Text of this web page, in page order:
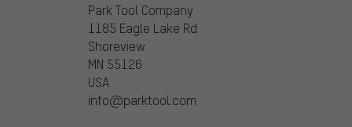
Park Tool Company
1185 Eagle Lake Rd
Shoreview
MN 55126
USA
info@parktool.com